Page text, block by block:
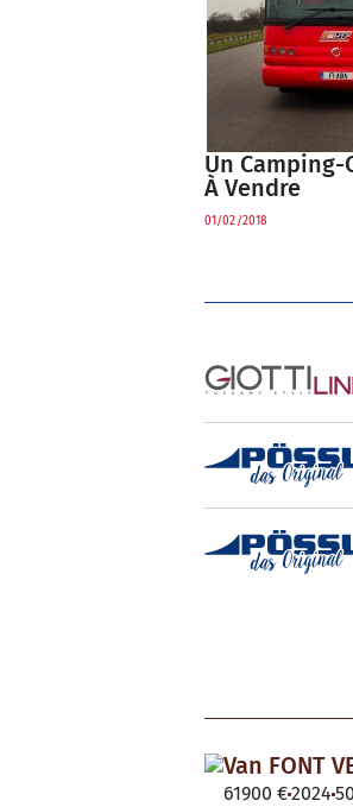
Un Camping-
À Vendre
01/02/2018
Van FONT
61900 €2024